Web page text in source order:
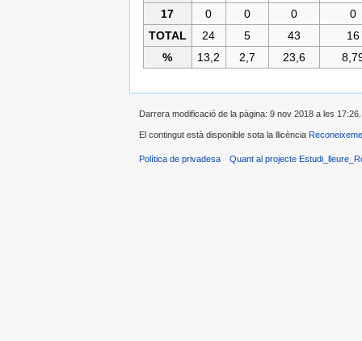
17
0 0 0
0
TOTAL
24 5 43
16
%
13,2 2,7 23,6
Darrera modificació de la pàgina: 9 nov 2018 a les 17:26.
El contingut està disponible sota la llicència
Política de privadesa Quant al projecte